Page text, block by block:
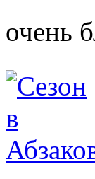
очень